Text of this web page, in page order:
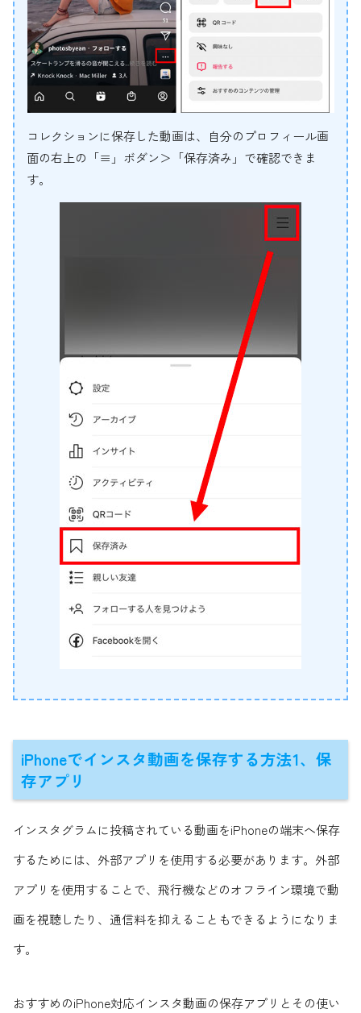
コレクションに保存した動画は、自分のプロフィール画
面の右上の「≡」ボダン＞「保存済み」で確認できま
す。
iPhoneでインスタ動画を保存する方法1、保
存アプリ
インスタグラムに投稿されている動画をiPhoneの端末へ保存
するためには、外部アプリを使用する必要があります。外部
アプリを使用することで、飛行機などのオフライン環境で動
画を視聴したり、通信料を抑えることもできるようになりま
す。
おすすめのiPhone対応インスタ動画の保存アプリとその使い